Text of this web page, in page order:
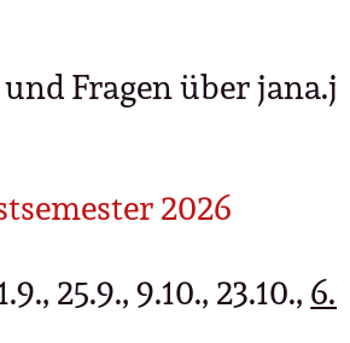
Fragen über
2026
25.9., 9.10., 23.10.,